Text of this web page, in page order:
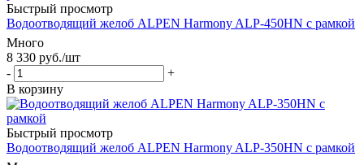
Быстрый просмотр
Водоотводящий желоб ALPEN Harmony ALP-450HN с рамкой
Много
8 330 руб./шт
-
+
В корзину
Быстрый просмотр
Водоотводящий желоб ALPEN Harmony ALP-350HN с рамкой